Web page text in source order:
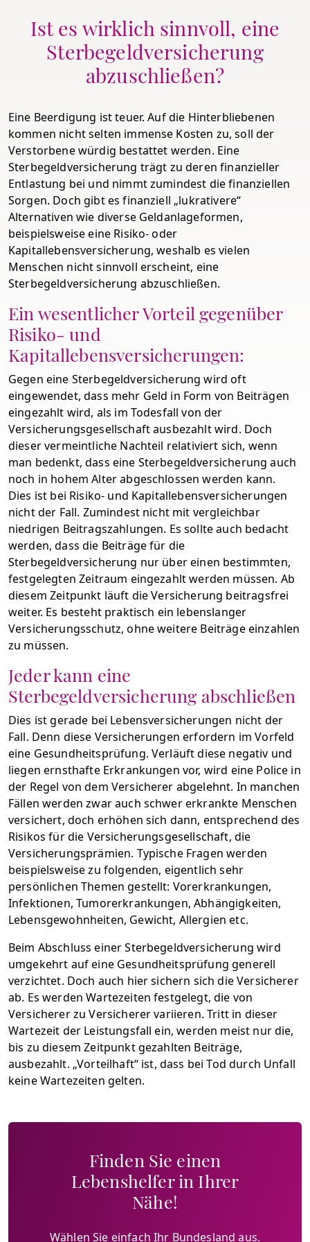
Ist es wirklich sinnvoll, eine
Sterbegeldversicherung
abzuschließen?
Eine Beerdigung ist teuer. Auf die Hinterbliebenen
kommen nicht selten immense Kosten zu, soll der
Verstorbene würdig bestattet werden. Eine
Sterbegeldversicherung trägt zu deren finanzieller
Entlastung bei und nimmt zumindest die finanziellen
Sorgen. Doch gibt es finanziell „lukrativere“
Alternativen wie diverse Geldanlageformen,
beispielsweise eine Risiko- oder
Kapitallebensversicherung, weshalb es vielen
Menschen nicht sinnvoll erscheint, eine
Sterbegeldversicherung abzuschließen.
Ein wesentlicher Vorteil gegenüber
Risiko- und
Kapitallebensversicherungen:
Gegen eine Sterbegeldversicherung wird oft
eingewendet, dass mehr Geld in Form von Beiträgen
eingezahlt wird, als im Todesfall von der
Versicherungsgesellschaft ausbezahlt wird. Doch
dieser vermeintliche Nachteil relativiert sich, wenn
man bedenkt, dass eine Sterbegeldversicherung auch
noch in hohem Alter abgeschlossen werden kann.
Dies ist bei Risiko- und Kapitallebensversicherungen
nicht der Fall. Zumindest nicht mit vergleichbar
niedrigen Beitragszahlungen. Es sollte auch bedacht
werden, dass die Beiträge für die
Sterbegeldversicherung nur über einen bestimmten,
festgelegten Zeitraum eingezahlt werden müssen. Ab
diesem Zeitpunkt läuft die Versicherung beitragsfrei
weiter. Es besteht praktisch ein lebenslanger
Versicherungsschutz, ohne weitere Beiträge einzahlen
zu müssen.
Jeder kann eine
Sterbegeldversicherung abschließen
Dies ist gerade bei Lebensversicherungen nicht der
Fall. Denn diese Versicherungen erfordern im Vorfeld
eine Gesundheitsprüfung. Verläuft diese negativ und
liegen ernsthafte Erkrankungen vor, wird eine Police in
der Regel von dem Versicherer abgelehnt. In manchen
Fällen werden zwar auch schwer erkrankte Menschen
versichert, doch erhöhen sich dann, entsprechend des
Risikos für die Versicherungsgesellschaft, die
Versicherungsprämien. Typische Fragen werden
beispielsweise zu folgenden, eigentlich sehr
persönlichen Themen gestellt: Vorerkrankungen,
Infektionen, Tumorerkrankungen, Abhängigkeiten,
Lebensgewohnheiten, Gewicht, Allergien etc.
Beim Abschluss einer Sterbegeldversicherung wird
umgekehrt auf eine Gesundheitsprüfung generell
verzichtet. Doch auch hier sichern sich die Versicherer
ab. Es werden Wartezeiten festgelegt, die von
Versicherer zu Versicherer variieren. Tritt in dieser
Wartezeit der Leistungsfall ein, werden meist nur die,
bis zu diesem Zeitpunkt gezahlten Beiträge,
ausbezahlt. „Vorteilhaft“ ist, dass bei Tod durch Unfall
keine Wartezeiten gelten.
Finden Sie einen
Lebenshelfer in Ihrer
Nähe!
Wählen Sie einfach Ihr Bundesland aus.